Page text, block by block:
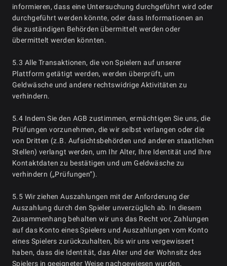
informieren, dass eine Untersuchung durchgeführt wird oder
durchgeführt werden könnte, oder dass Informationen an
die zuständigen Behörden übermittelt werden oder
übermittelt werden könnten.
5.3 Alle Transaktionen, die von Spielern auf unserer
Plattform getätigt werden, werden überprüft, um
Geldwäsche und andere rechtswidrige Aktivitäten zu
verhindern.
5.4 Indem Sie den AGB zustimmen, ermächtigen Sie uns, die
Prüfungen vorzunehmen, die wir selbst verlangen oder die
von Dritten (z.B. Aufsichtsbehörden und anderen staatlichen
Stellen) verlangt werden, um Ihr Alter, Ihre Identität und Ihre
Kontaktdaten zu bestätigen und um Geldwäsche zu
verhindern („Prüfungen“).
5.5 Wir ziehen Auszahlungen mit der Anforderung der
Auszahlung durch den Spieler unverzüglich ab. In diesem
Zusammenhang behalten wir uns das Recht vor, Zahlungen
auf das Konto eines Spielers und Auszahlungen vom Konto
eines Spielers zurückzuhalten, bis wir uns vergewissert
haben, dass die Identität, das Alter und der Wohnsitz des
Spielers in geeigneter Weise nachgewiesen wurden.